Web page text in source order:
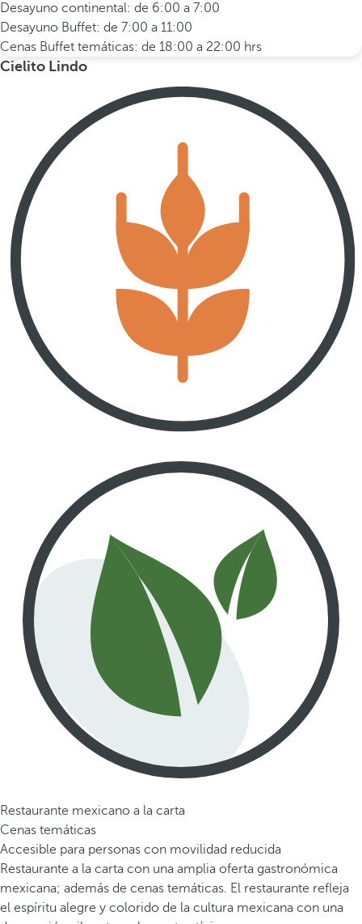
Desayuno continental: de 6:00 a 7:00
Desayuno Buffet: de 7:00 a 11:00
Cenas Buffet temáticas: de 18:00 a 22:00 hrs
Cielito Lindo
Restaurante mexicano a la carta
Cenas temáticas
Accesible para personas con movilidad reducida
Restaurante a la carta con una amplia oferta gastronómica
mexicana; además de cenas temáticas. El restaurante refleja
el espíritu alegre y colorido de la cultura mexicana con una